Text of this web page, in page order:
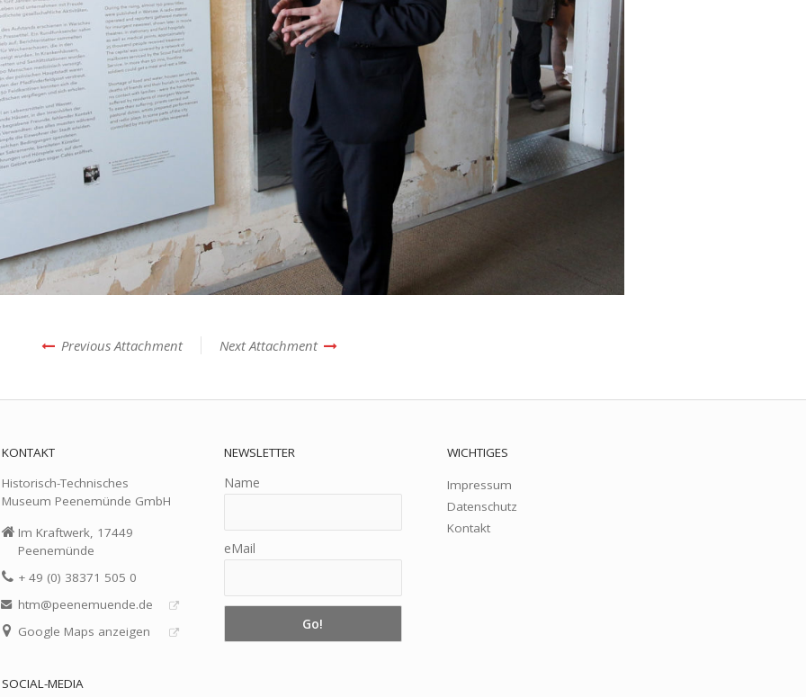
Previous Attachment Next Attachment
KONTAKT
Historisch-Technisches
Museum Peenemünde GmbH
Im Kraftwerk, 17449
Peenemünde
+ 49 (0) 38371 505 0
htm@peenemuende.de
Google Maps anzeigen
SOCIAL-MEDIA
NEWSLETTER
Name
eMail
WICHTIGES
Impressum
Datenschutz
Kontakt